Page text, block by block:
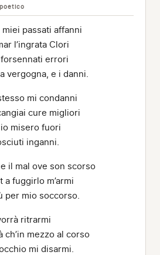
miei passati affanni
l’ingrata Clori
forsennati errori
vergogna, e i danni.
mi condanni
cure migliori
misero fuori
inganni.
il mal ove son scorso
a fuggirlo m’armi
per mio soccorso.
ritrarmi
ch’in mezzo al corso
mi disarmi.